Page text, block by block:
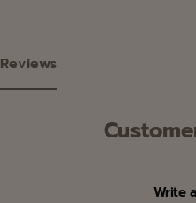
Reviews
Write